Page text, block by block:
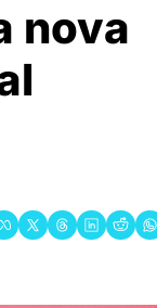
nova